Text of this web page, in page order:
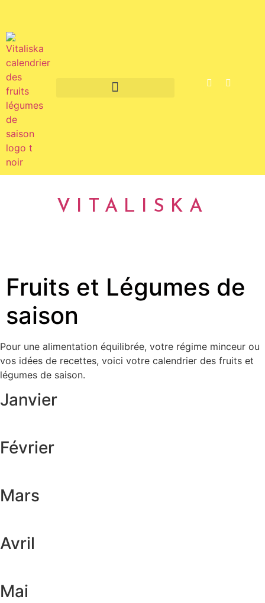
VITALISKA
Fruits et Légumes de
saison
Pour une alimentation équilibrée, votre régime minceur ou
vos idées de recettes, voici votre calendrier des fruits et
légumes de saison.
Janvier
Février
Mars
Avril
Mai